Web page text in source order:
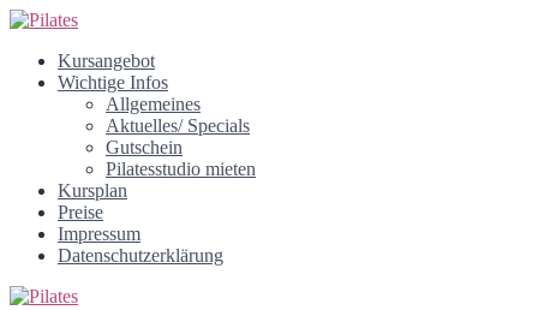
Kursangebot
Wichtige Infos
Allgemeines
Aktuelles/ Specials
Gutschein
Pilatesstudio mieten
Kursplan
Preise
Impressum
Datenschutzerklärung